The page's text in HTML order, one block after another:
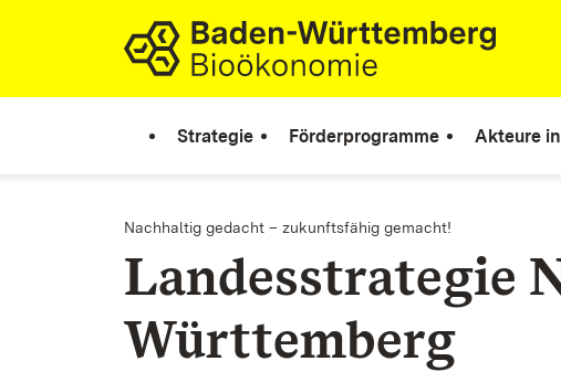
Zum Inhalt springen
Link zur Startseite
Strategie Förderprogramme Akteure
Nachhaltig gedacht – zukunftsfähig gemacht!
Landesstrategie
Württemberg